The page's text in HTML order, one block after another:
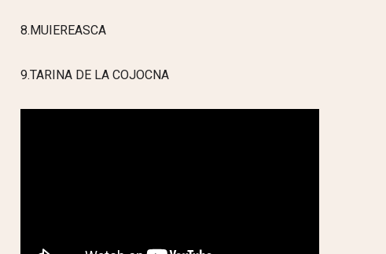
8.MUIEREASCA
9.TARINA DE LA COJOCNA